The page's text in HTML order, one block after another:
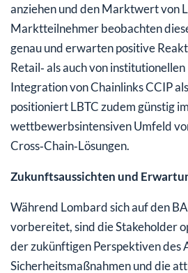
anziehen und den Marktwert von
Marktteilnehmer beobachten
genau und erwarten positive
Retail‑ als auch von
Integration von Chainlinks CCIP
positioniert LBTC zudem günstig im
wettbewerbsintensiven Umfeld
Cross‑Chain‑Lösungen.
Zukunftsaussichten und
Während Lombard sich auf den
vorbereitet, sind die Stakeholder
der zukünftigen Perspektiven des
Sicherheitsmaßnahmen und die